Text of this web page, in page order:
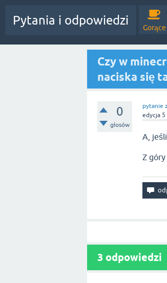
Pytania i odpowiedzi
Gorące
Czy w
naciska się
0
głosów
pytanie
edycja 5
A,
Z
3 odpowiedzi